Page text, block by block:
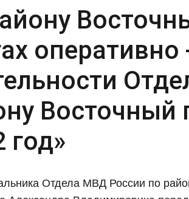
Восточный
год»
Отдела МВД России по